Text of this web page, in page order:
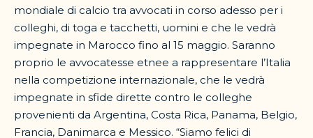
mondiale di calcio tra avvocati in corso adesso per i
colleghi, di toga e tacchetti, uomini e che le vedrà
impegnate in Marocco fino al 15 maggio. Saranno
proprio le avvocatesse etnee a rappresentare l’Italia
nella competizione internazionale, che le vedrà
impegnate in sfide dirette contro le colleghe
provenienti da Argentina, Costa Rica, Panama, Belgio,
Francia, Danimarca e Messico. “Siamo felici di